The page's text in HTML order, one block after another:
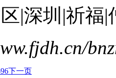
|深圳|祈福|
96下一页